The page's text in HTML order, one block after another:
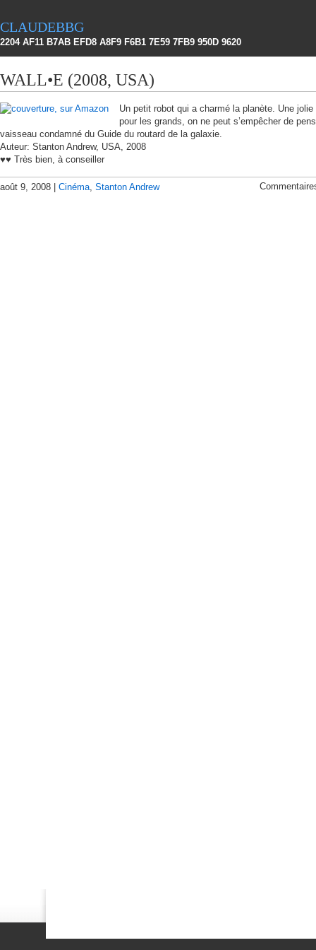
claudebbg
2204 AF11 B7AB EFD8 A8F9 F6B1 7E59 7FB9 950D 9620
WALL•E (2008, USA)
Un petit robot qui a charmé la planète. Une jolie
pour les grands, on ne peut s’empêcher de
vaisseau condamné du Guide du routard de la galaxie.
Auteur: Stanton Andrew, USA, 2008
♥♥ Très bien, à conseiller
août 9, 2008 | Cinéma, Stanton Andrew